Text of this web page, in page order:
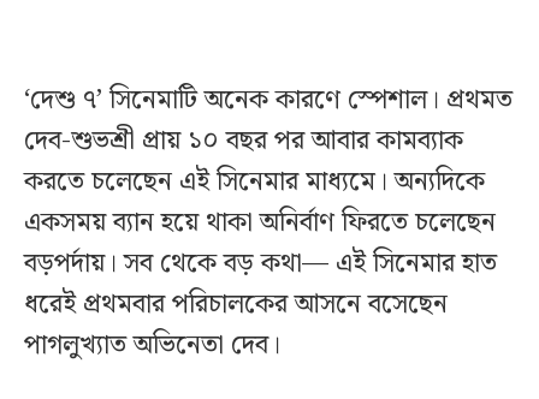
‘দেশু ৭’ সিনেমাটি অনেক কারণে স্পেশাল। প্রথমত
দেব-শুভশ্রী প্রায় ১০ বছর পর আবার কামব্যাক
করতে চলেছেন এই সিনেমার মাধ্যমে। অন্যদিকে
একসময় ব্যান হয়ে থাকা অনির্বাণ ফিরতে চলেছেন
বড়পর্দায়। সব থেকে বড় কথা— এই সিনেমার হাত
ধরেই প্রথমবার পরিচালকের আসনে বসেছেন
পাগলুখ্যাত অভিনেতা দেব।